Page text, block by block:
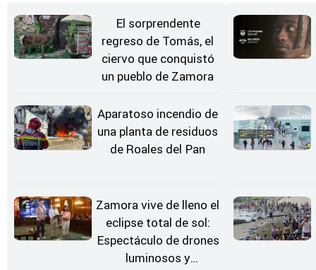
El sorprendente
regreso de Tomás, el
ciervo que conquistó
un pueblo de Zamora
Aparatoso incendio de
una planta de residuos
de Roales del Pan
Zamora vive de lleno el
eclipse total de sol:
Espectáculo de drones
luminosos y